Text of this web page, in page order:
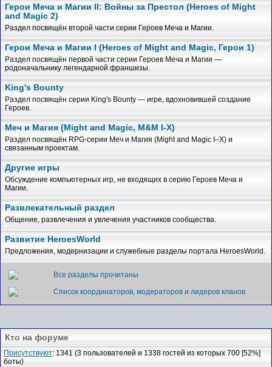
Герои Меча и Магии II: Войны за Престол (Heroes of Might
and Magic 2)
Раздел посвящён второй части серии Героев Меча и Магии.
Герои Меча и Магии I (Heroes of Might and Magic, Герои 1)
Раздел посвящён первой части серии Героев Меча и Магии —
родоначальнику легендарной франшизы.
King's Bounty
Раздел посвящён серии King's Bounty — игре, вдохновившей создание
Героев.
Меч и Магия (Might and Magic, M&M I-X)
Раздел посвящён RPG-серии Меч и Магия (Might and Magic I–X) и
связанным проектам.
Другие игры
Обсуждение компьютерных игр, не входящих в серию Героев Меча и
Магии.
Развлекательный раздел
Общение, развлечения и увлечения участников сообщества.
Развитие HeroesWorld
Предложения, модернизации и служебные разделы портала HeroesWorld.
Все разделы прочитаны
Список координаторов, модераторов и лидеров кланов
Кто на форуме
Присутствуют: 1341 (3 пользователей и 1338 гостей из которых 700 [52%]
боты)